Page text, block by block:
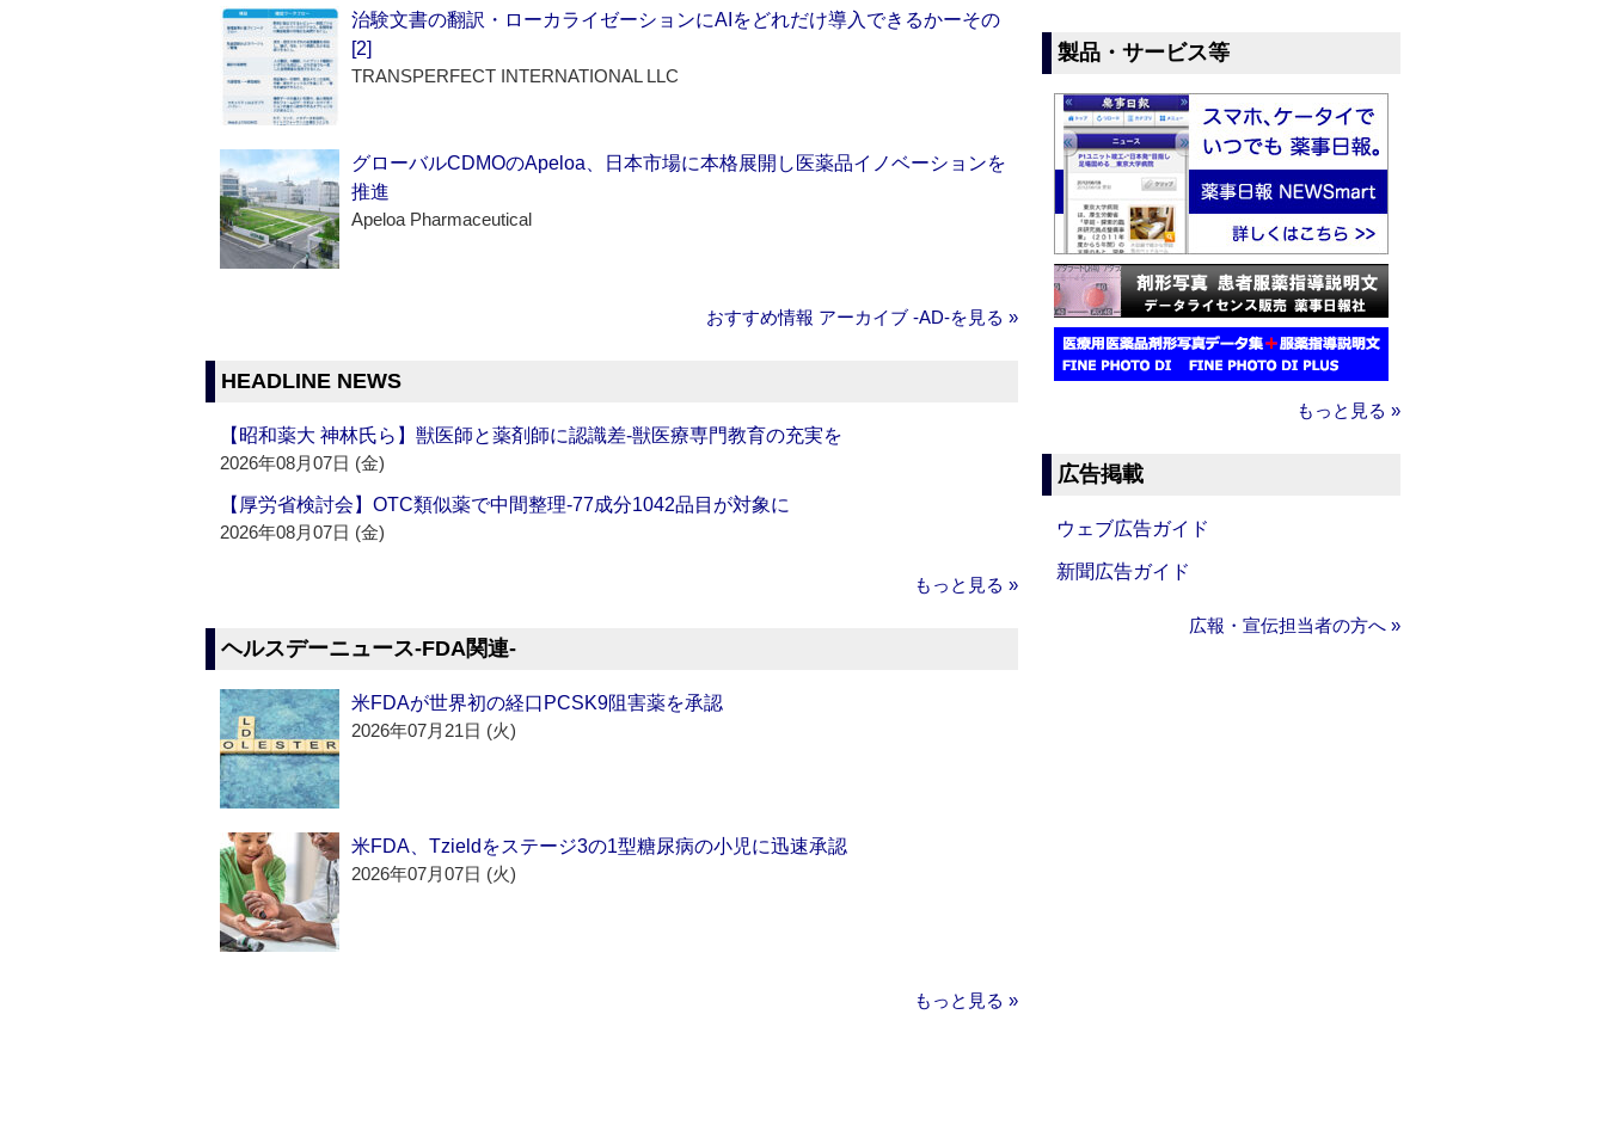
治験文書の翻訳・ローカライゼーションにAIをどれだけ導入できるかーその
[2]
TRANSPERFECT INTERNATIONAL LLC
グローバルCDMOのApeloa、日本市場に本格展開し医薬品イノベーションを
推進
Apeloa Pharmaceutical
おすすめ情報 アーカイブ ‐AD‐を見る »
HEADLINE NEWS
【昭和薬大 神林氏ら】獣医師と薬剤師に認識差‐獣医療専門教育の充実を
2026年08月07日 (金)
【厚労省検討会】OTC類似薬で中間整理‐77成分1042品目が対象に
2026年08月07日 (金)
もっと見る »
ヘルスデーニュース‐FDA関連‐
米FDAが世界初の経口PCSK9阻害薬を承認
2026年07月21日 (火)
米FDA、Tzieldをステージ3の1型糖尿病の小児に迅速承認
2026年07月07日 (火)
もっと見る »
製品・サービス等
もっと見る »
広告掲載
ウェブ広告ガイド
新聞広告ガイド
広報・宣伝担当者の方へ »